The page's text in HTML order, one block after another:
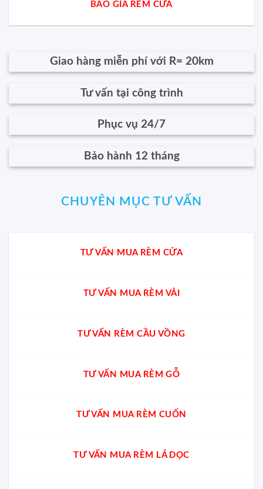
BÁO GIÁ RÈM CỬA
Giao hàng miễn phí với R= 20km
Tư vấn tại công trình
Phục vụ 24/7
Bảo hành 12 tháng
CHUYÊN MỤC TƯ VẤN
TƯ VẤN MUA RÈM CỬA
TƯ VẤN MUA RÈM VẢI
TƯ VẤN RÈM CẦU VỒNG
TƯ VẤN MUA RÈM GỖ
TƯ VẤN MUA RÈM CUỐN
TƯ VẤN MUA RÈM LÁ DỌC